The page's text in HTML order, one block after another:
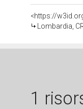
<https://
Lombardia,
1